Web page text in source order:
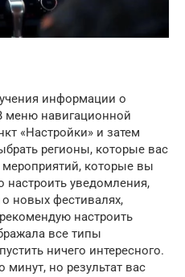
информации о
меню навигационной
«Настройки» и затем
регионы, которые вас
мероприятий, которые вы
настроить уведомления,
новых фестивалях,
настроить
все типы
ничего интересного.
минут, но результат вас